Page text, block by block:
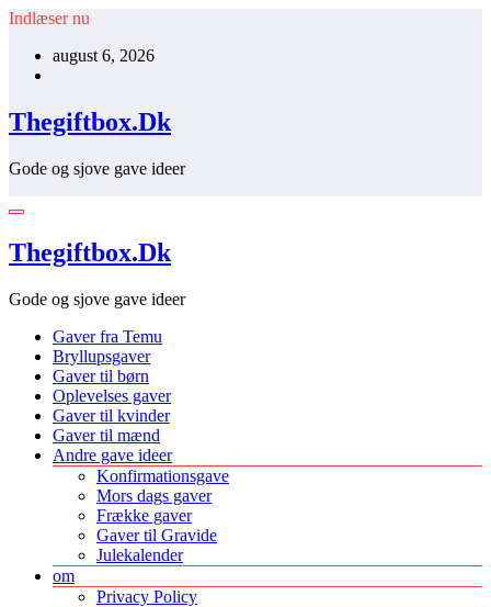
Videre
indhold
Indlæser nu
august 6, 2026
Thegiftbox.Dk
Gode og sjove gave ideer
Thegiftbox.Dk
Gode og sjove gave ideer
Gaver fra Temu
Bryllupsgaver
Gaver til børn
Oplevelses gaver
Gaver til kvinder
Gaver til mænd
Andre gave ideer
Konfirmationsgave
Mors dags gaver
Frække gaver
Gaver til Gravide
Julekalender
om
Privacy Policy